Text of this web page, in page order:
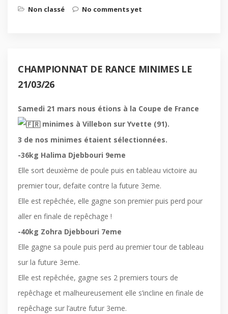
Non classé
No comments yet
CHAMPIONNAT DE RANCE MINIMES LE
21/03/26
Samedi 21 mars nous étions à la Coupe de France
minimes à Villebon sur Yvette (91).
3 de nos minimes étaient sélectionnées.
-36kg Halima Djebbouri 9eme
Elle sort deuxième de poule puis en tableau victoire au
premier tour, defaite contre la future 3eme.
Elle est repêchée, elle gagne son premier puis perd pour
aller en finale de repêchage !
-40kg Zohra Djebbouri 7eme
Elle gagne sa poule puis perd au premier tour de tableau
sur la future 3eme.
Elle est repêchée, gagne ses 2 premiers tours de
repêchage et malheureusement elle s’incline en finale de
repêchage sur l’autre futur 3eme.